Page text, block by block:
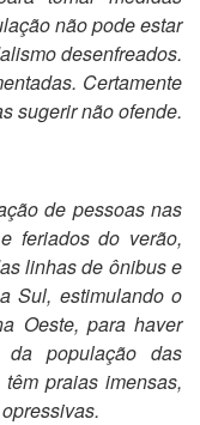
não pode estar
desenfreados.
Certamente
sugerir não ofende.
de pessoas nas
feriados do verão,
linhas de ônibus e
Sul, estimulando o
Oeste, para haver
da população das
praias imensas,